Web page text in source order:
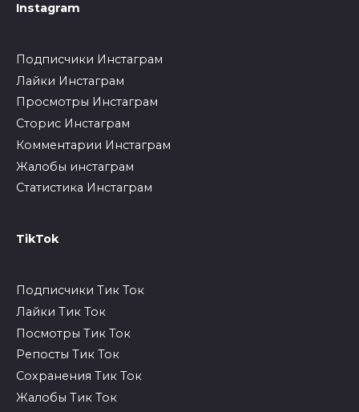
Instagram
Подписчики Инстаграм
Лайки Инстаграм
Просмотры Инстаграм
Сторис Инстаграм
Комментарии Инстаграм
Жалобы инстаграм
Статистика Инстаграм
TikTok
Подписчики Тик Ток
Лайки Тик Ток
Посмотры Тик Ток
Репосты Тик Ток
Сохранения Тик Ток
Жалобы Тик Ток